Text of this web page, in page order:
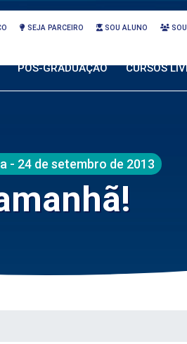
SEJA PARCEIRO SOU ALUNO
PÓS-GRADUAÇÃO CURSOS
- 24 de setembro de 2013